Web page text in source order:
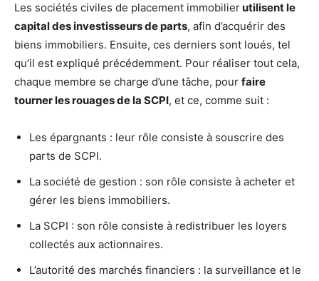
Les sociétés civiles de placement immobilierutilisent le
capital des investisseurs de parts, afin d’acquérir des
biens immobiliers. Ensuite, ces derniers sont loués, tel
qu’il est expliqué précédemment. Pour réaliser tout cela,
chaque membre se charge d’une tâche, pour faire
tourner les rouages de la SCPI, et ce, comme suit :
Les épargnants : leur rôle consiste à souscrire des
parts de SCPI.
La société de gestion : son rôle consiste à acheter et
gérer les biens immobiliers.
La SCPI : son rôle consiste à redistribuer les loyers
collectés aux actionnaires.
L’autorité des marchés financiers : la surveillance et le